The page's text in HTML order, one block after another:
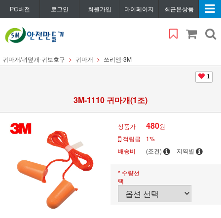
PC버전 로그인 회원가입 마이페이지 최근본상품
귀마개/귀덮개-귀보호구 귀마개 쓰리엠-3M
1
3M-1110 귀마개(1조)
상품가 480원
적립금
1%
배송비
(조건) 지역별
* 수량선
택